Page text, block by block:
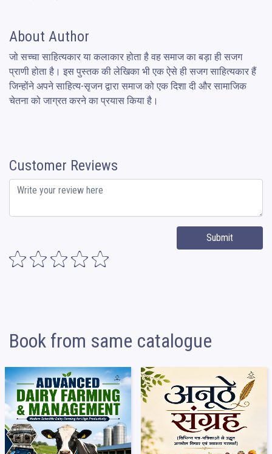
About Author
जो सच्चा साहित्यकार या कलाकार होता है वह समाज का बड़ा ही सजग
प्राणी होता है। इस पुस्तक की लेखिका भी एक ऐसे ही सजग साहित्यकार हैं
जिन्होंने अपने साहित्य-सृजन द्वारा समाज को एक दिशा दी और सामाजिक
चेतना को जाग्रत करने का प्रयास किया है।
Customer Reviews
Submit
Book from same catalogue